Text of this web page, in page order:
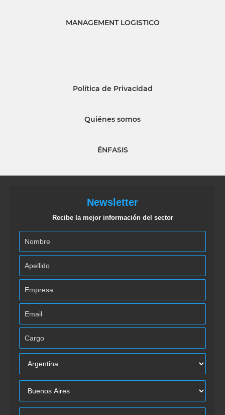
MANAGEMENT LOGISTICO
Política de Privacidad
Quiénes somos
ÉNFASIS
Newsletter
Recibe la mejor información del sector